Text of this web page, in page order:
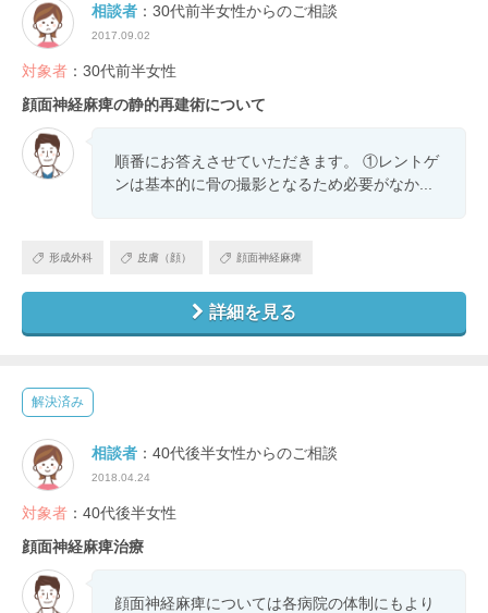
相談者 ：30代前半女性からのご相談
2017.09.02
対象者 ：30代前半女性
顔面神経麻痺の静的再建術について
順番にお答えさせていただきます。 ①レントゲ
ンは基本的に骨の撮影となるため必要がなか...
形成外科 皮膚（顔） 顔面神経麻痺
詳細を見る
解決済み
相談者 ：40代後半女性からのご相談
2018.04.24
対象者 ：40代後半女性
顔面神経麻痺治療
顔面神経麻痺については各病院の体制にもより